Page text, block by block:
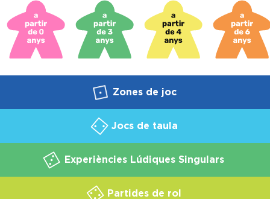
Zones de joc
Jocs de taula
Experiències Lúdiques Singulars
Partides de rol